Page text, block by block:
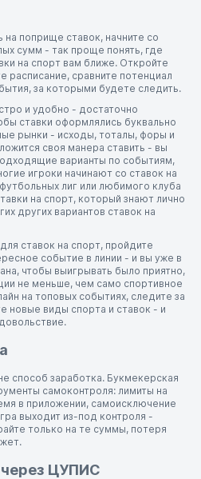
на поприще ставок, начните со
сумм - так проще понять, где
на спорт вам ближе. Откройте
расписание, сравните потенциал
за которыми будете следить.
и удобно - достаточно
ставки оформлялись буквально
рынки - исходы, тоталы, форы и
своя манера ставить - вы
варианты по событиям,
игроки начинают со ставок на
лиг или любимого клуба
на спорт, который знают лично
других вариантов ставок на
ставок на спорт, пройдите
событие в линии - и вы уже в
чтобы выигрывать было приятно,
не меньше, чем само спортивное
на топовых событиях, следите за
новые виды спорта и ставок - и
способ заработка. Букмекерская
самоконтроля: лимиты на
в приложении, самоисключение
выходит из-под контроля -
только на те суммы, потеря
через ЦУПИС